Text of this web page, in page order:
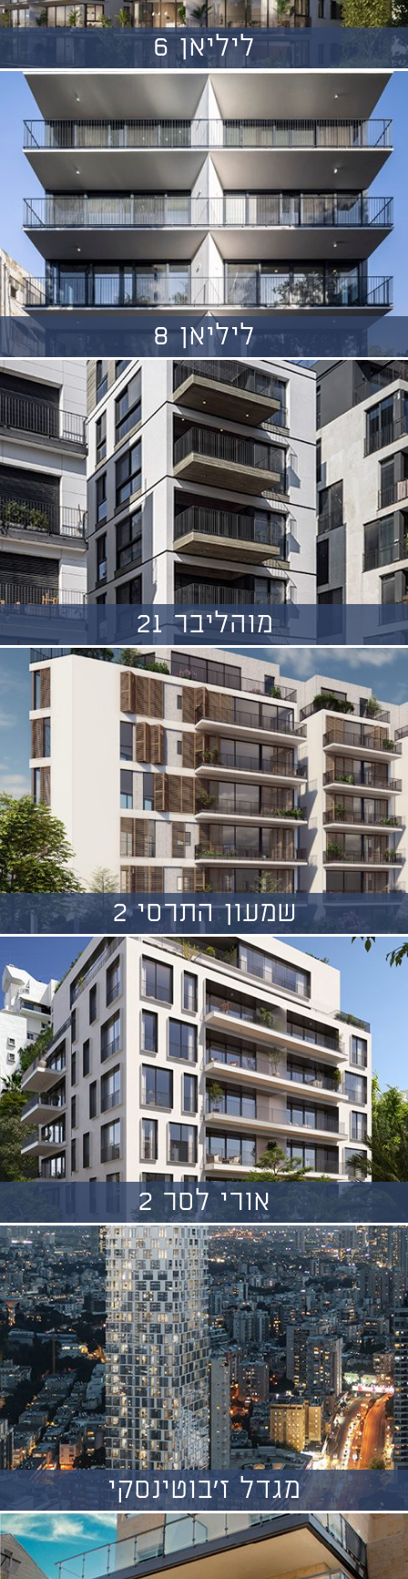
ליליאן 6
ליליאן 8
מוהליבר 21
שמעון התרסי 2
אורי לסר 2
מגדל ז'בוטינסקי